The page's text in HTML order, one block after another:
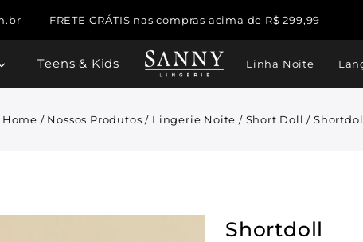
FRETE GRÁTIS nas compras acima de R$ 299,99
Teens & Kids Linha Noite
Home / Nossos Produtos / Lingerie Noite / Short Doll /
Shortdoll